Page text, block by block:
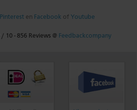
Pinterest en Facebook of Youtube
/ 10 -856 Reviews @ Feedbackcompany